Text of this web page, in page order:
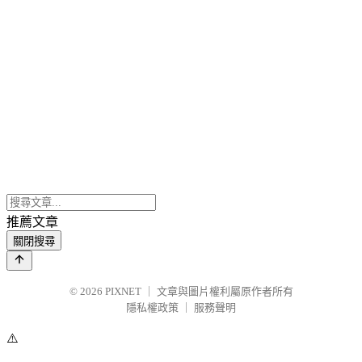
推薦文章
關閉搜尋
© 2026 PIXNET
文章與圖片權利屬原作者所有
隱私權政策
服務聲明
⚠️